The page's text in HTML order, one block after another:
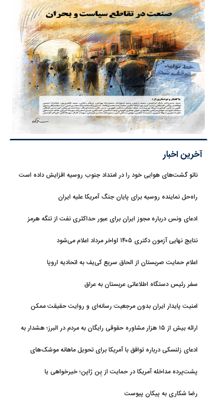
آخرین اخبار
ناتو گشت‌های هوایی خود را در امتداد جنوب روسیه افزایش داده است
راه‌حل نماینده روسیه برای پایان جنگ آمریکا علیه ایران
ادعای ونس درباره مجوز ایران برای عبور حداکثری نفت از تنگه هرمز
نتایج نهایی آزمون دکتری ۱۴۰۵ اواخر مرداد اعلام می‌شود
اعلام حمایت صربستان از الحاق سریع کی‌یف به اتحادیه اروپا
سفر رئیس دستگاه اطلاعاتی عربستان به عراق
امنیت پایدار ایران بدون مرجعیت رسانه‌ای و روایت حقیقت ممکن
ارائه بیش از ۱۵ هزار مشاوره حقوقی رایگان به مردم در البرز؛ هشدار به
ادعای زلنسکی درباره توافق با آمریکا برای تحویل ماهانه موشک‌های
پشت‌پرده مداخله آمریکا در حمایت از یِن ژاپن؛ خیرخواهی یا
رضا شکاری به پیکان پیوست